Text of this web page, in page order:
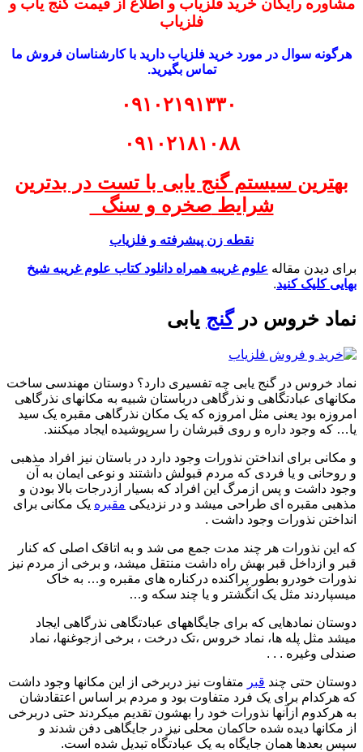
مشاوره رایگان خرید فلزیاب و اطلاع از قیمت گنج یاب و
فلزیاب
هرگونه سوال در مورد خرید فلزیاب دارید با کارشناسان فروش ما
تماس بگیرید.
۰۹۱۰۲۱۹۱۳۳۰
۰۹۱۰۲۱۸۱۰۸۸
بهترین سیستم گنج یابی با تست در بدترین
شرایطصخره و سنگ
نقطه زن پیشرفته و فلزیاب
برای دیدن مقاله علوم غریبه همراه دانلود کتاب علوم غریبه شیخ
بهایی کلیک کنید.
نماد خروس درگنج یابی
نماد خروس در گنج یابی چه تفسیری دارد؟ دوستان مهندسی ساخت
مکانهای عبادتگاهی و نذرگاهی درباستان شبیه به مکانهای نذرگاهی
امروزه بود یعنی مثل امروزه که یک مکان نذرگاهی مقبره یک سید
یا… که وجود داره و روی قبرشان را سرپوشیده ایجاد میکنند.
و مکانی برای انداختن نذورات وجود دارد در باستان نیز افراد مذهبی
و روحانی و یا فردی که مردم قبولش داشتند و نوعی ایمان به آن
وجود داشت و پس ازمرگ این افراد که بسیار ازدرجات بالا بودن و
مذهبی مقبره ای طراحی میشد و در نزدیکی مقبره یک مکانی برای
انداختن نذورات وجود داشت .
که این نذورات هر چند مدت جمع می شد و به اتاقک اصلی که کنار
قبر و ازداخل قبر بهش راه داشت منتقل میشد، و برخی از مردم نیز
نذورات خودرو بطور پراکنده درکناره های مقبره و… به خاک
میسپاردند مثل یک انگشتر و یا چند سکه و…
دوستان نمادهایی که برای جایگاههای عبادتگاهی نذرگاهی ایجاد
میشد مثل پله ها، نماد خروس ،تک درخت ، برخی ازجوغنها، نماد
صندلی وغیره . . .
دوستان حتی چند قبر متفاوت نیز دربرخی از این مکانها وجود داشت
که هرکدام برای یک فرد متفاوت بود و مردم بر اساس اعتقادشان
به هرکدوم ازآنها نذورات خود را بهشون تقدیم میکردند حتی دربرخی
از مکانها دیده شده حاکمان محلی نیز در جایگاهی دفن شدند و
سپس بعدها همان جایگاه به یک عبادتگاه تبدیل شده است.